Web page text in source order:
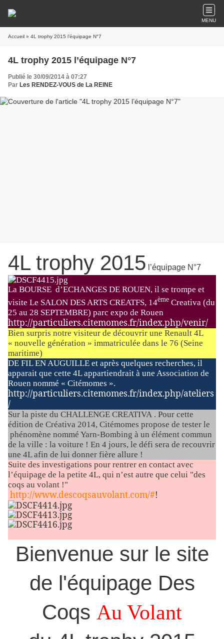
MENU
Accueil » 4L trophy 2015 l’équipage N°7
4L trophy 2015 l’équipage N°7
Publié le 30/09/2014 à 07:27
Par Les RENDEZ-VOUS de La REINE
4L trophy 2015 l’équipage N°7
La BOURSE d’ECHANGES DE ROUEN, il se trompe et
visite Le SALON DES ARTS CREATFS, 14ème Creativa (du
25 au 28 SEPTEMBRE) parc expo de Rouen
http://particuliers.citemomes.fr/index.php/venir/
Bien surpris notre visiteur de découvrir une Renault 4L
« nouvelle génération » immatriculée dans le 76 (Seine
maritime)
DE FIL EN AUGUILLE et après quelques recherches, il
apparait que cette 4L appartiendrait à une Association de
Rouen nommé « Citémomes ».
http://particuliers.citemomes.fr/index.php/ateliers
/
Sur la piste du CHALLENGE CREATIVA . Pour cette
édition de Créativa 2014, Citémomes propose de tester le
phénomène nommé Yarn-Bombing à un élément commun
de la ville : la voiture ! En 4 jours, le défi sera de recouvrir
une 4L afin de lui donner fière allure !
Suite des investigations pour rentrer en contact avec
l’équipage de la petite 4L, qui n’est autre que celui "des
coqs au volant !"
http://www.descoqsauvolant.com/#!
Bienvenue sur le site
de l'équipage Des
Coqs Au Volant